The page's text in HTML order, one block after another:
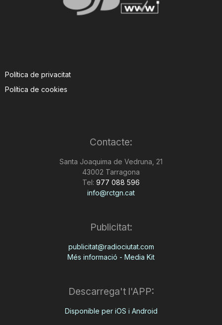
Política de privacitat
Política de cookies
Contacte:
Santa Joaquima de Vedruna, 21
43002 Tarragona
Tel: 977 088 596
info@rctgn.cat
Publicitat:
publicitat@radiociutat.com
Més informació - Media Kit
Descarrega't l'APP:
Disponible per iOS i Android